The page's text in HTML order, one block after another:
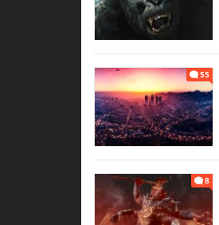
55
8